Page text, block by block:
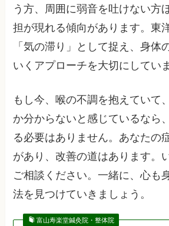
う方、周囲に弱音を吐けない方
担が現れる傾向があります。東
「気の滞り」として捉え、身体
いくアプローチを大切にしてい
もし今、喉の不調を抱えていて
か分からないと感じているなら
る必要はありません。あなたの
があり、改善の道はあります。
ご相談ください。一緒に、心も
法を見つけていきましょう。
富山寿楽堂鍼灸院・整体院